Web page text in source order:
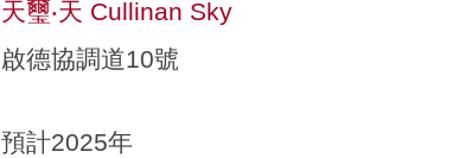
天璽‧天 Cullinan Sky
啟德協調道10號
預計2025年